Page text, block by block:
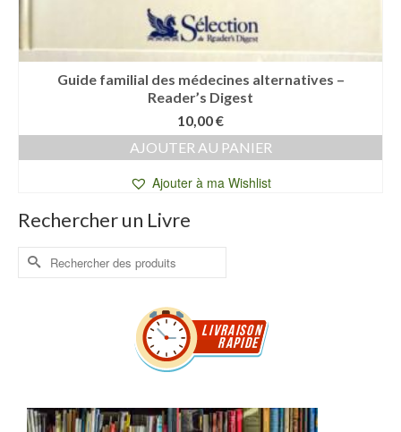
Guide familial des médecines alternatives –
Reader’s Digest
10,00€
AJOUTER AU PANIER
Ajouter à ma Wishlist
Rechercher un Livre
Rechercher :